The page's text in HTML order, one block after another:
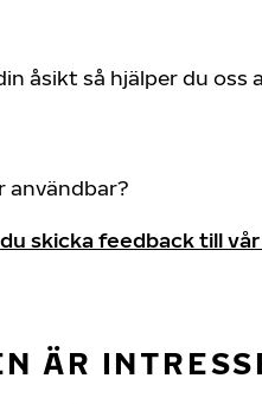
åsikt så hjälper du
användbar?
skicka feedback till
ÄR